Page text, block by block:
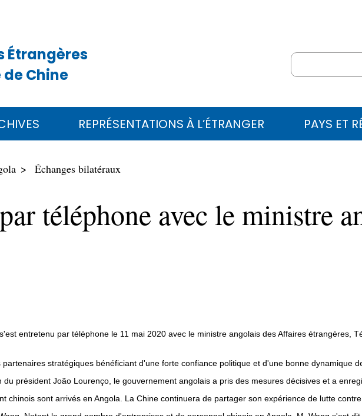
Étrangères
Chine
REPRÉSENTATIONS À L’ÉTRANGER PAYS ET
Échanges bilatéraux
téléphone avec le ministre
entretenu par téléphone le 11 mai 2020 avec le ministre angolais des Affaires étrangères,
stratégiques bénéficiant d'une forte confiance politique et d'une bonne dynamique
président João Lourenço, le gouvernement angolais a pris des mesures décisives et a
chinois sont arrivés en Angola. La Chine continuera de partager son expérience de lutte